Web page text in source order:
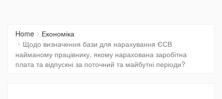
Home
Економіка
Щодо визначення бази для нарахування ЄСВ
найманому працівнику, якому нарахована заробітна
плата та відпускні за поточний та майбутні періоди?